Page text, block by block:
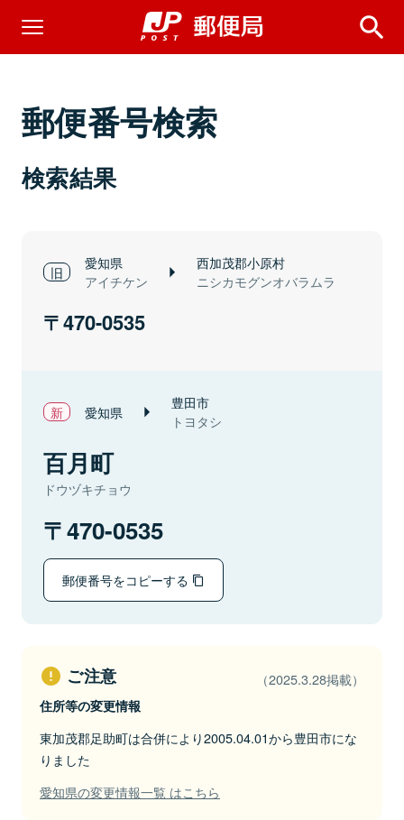
郵便番号検索
検索結果
愛知県
アイチケン
西加茂郡小原村
ニシカモグンオバラムラ
470-0535
愛知県 豊田市
トヨタシ
百月町
ドウヅキチョウ
470-0535
郵便番号をコピーする
ご注意 （2025.3.28掲載）
住所等の変更情報
東加茂郡足助町は合併により2005.04.01から豊田市にな
りました
愛知県の変更情報一覧 はこちら